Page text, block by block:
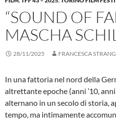
“SOUND OF
MASCHA
28/11/2025 FRANCESCA
In una fattoria nel nord della
altrettante epoche (anni ’10, anni
alternano in un secolo di storia,
tempo, ma intimamente